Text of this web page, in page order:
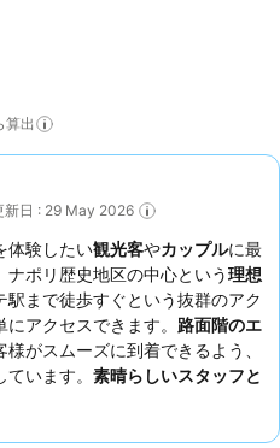
算出
新日 : 29 May 2026
体験したい観光客やカップルに最
ポリ歴史地区の中心という理想
駅まで徒歩すぐという抜群のアク
アクセスできます。 路面階のエ
がスムーズに到着できるよう、
います。 素晴らしいスタッフと
好評です。静かに滞在したい場